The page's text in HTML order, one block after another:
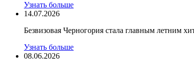
Узнать больше
14.07.2026
Безвизовая Черногория стала главным летним
Узнать больше
08.06.2026